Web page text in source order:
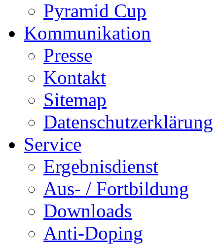
Pyramid Cup
Kommunikation
Presse
Kontakt
Sitemap
Datenschutzerklärung
Service
Ergebnisdienst
Aus- / Fortbildung
Downloads
Anti-Doping